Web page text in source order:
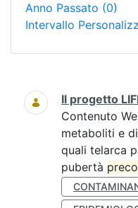
Anno Passato (0)
Intervallo
Ricerca
Il progetto
Contenuto
metaboliti e
quali telarca
pubertà